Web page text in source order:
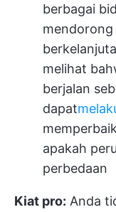
berbagai
mendorong
melihat
berjalan
dapat
apakah
perbedaan
Kiat pro: Anda